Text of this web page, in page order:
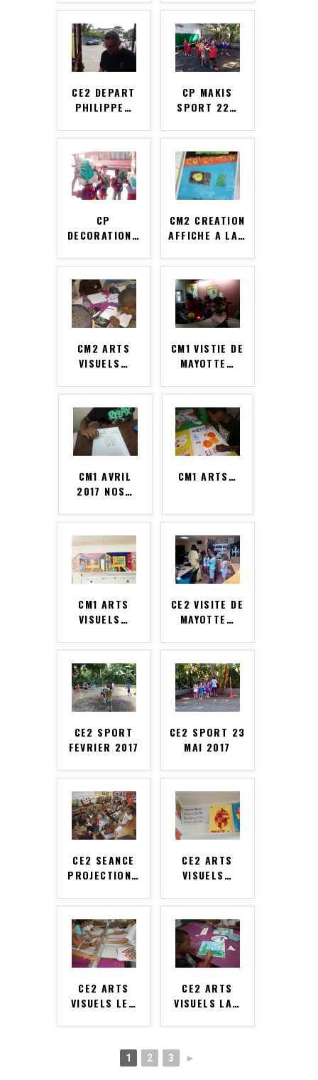
CE2 DEPART
PHILIPPE…
CP MAKIS
SPORT 22…
CP
DECORATION…
CM2 CREATION
AFFICHE A LA…
CM2 ARTS
VISUELS…
CM1 VISTIE DE
MAYOTTE…
CM1 AVRIL
2017 NOS…
CM1 ARTS…
CM1 ARTS
VISUELS…
CE2 VISITE DE
MAYOTTE…
CE2 SPORT
FEVRIER 2017
CE2 SPORT 23
MAI 2017
CE2 SEANCE
PROJECTION…
CE2 ARTS
VISUELS…
CE2 ARTS
VISUELS LE…
CE2 ARTS
VISUELS LA…
1 2 3 ►